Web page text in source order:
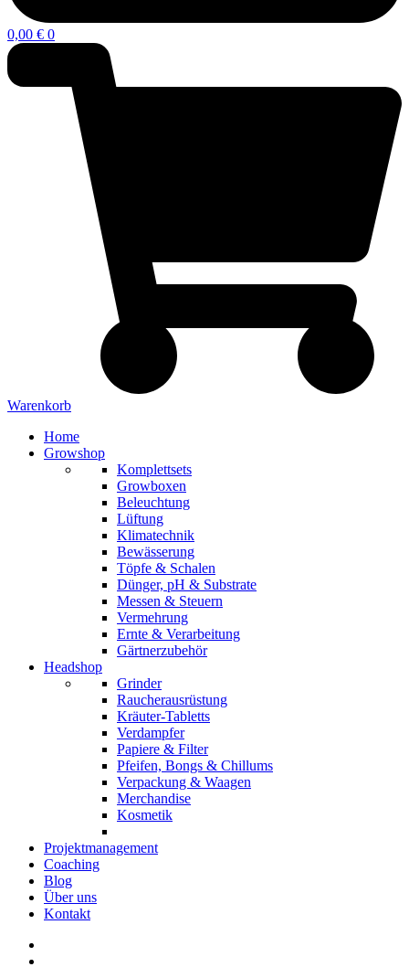
0,00 € 0
Warenkorb
Home
Growshop
Komplettsets
Growboxen
Beleuchtung
Lüftung
Klimatechnik
Bewässerung
Töpfe & Schalen
Dünger, pH & Substrate
Messen & Steuern
Vermehrung
Ernte & Verarbeitung
Gärtnerzubehör
Headshop
Grinder
Raucherausrüstung
Kräuter-Tabletts
Verdampfer
Papiere & Filter
Pfeifen, Bongs & Chillums
Verpackung & Waagen
Merchandise
Kosmetik
Projektmanagement
Coaching
Blog
Über uns
Kontakt